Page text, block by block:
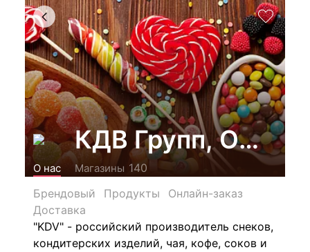
КДВ Групп, ООО
О нас Магазины 140
Брендовый
Продукты
Онлайн-заказ
Доставка
"KDV" - российский производитель снеков,
кондитерских изделий, чая, кофе, соков и